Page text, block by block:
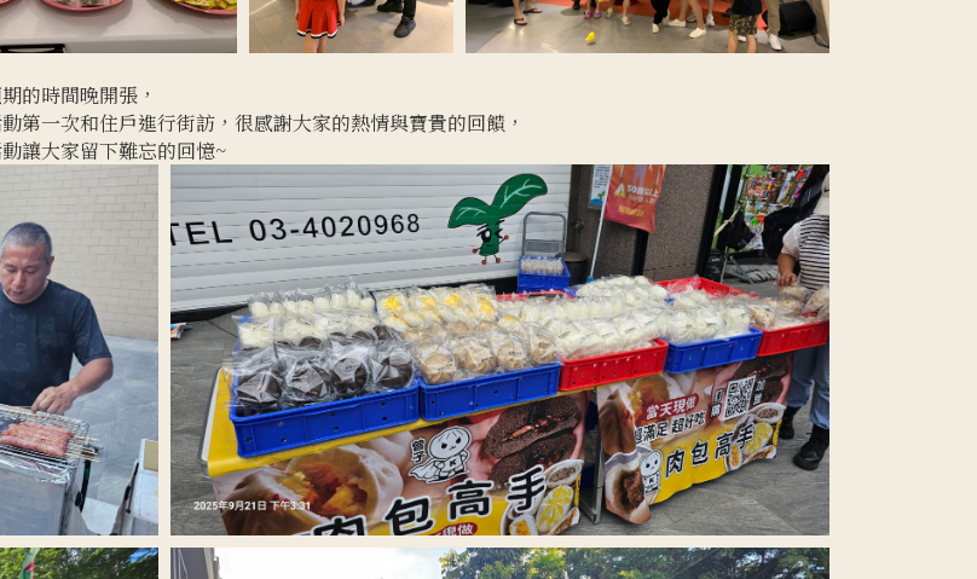
的時間晚開張，
第一次和住戶進行街訪，很感謝大家的熱情與寶貴的回饋，
讓大家留下難忘的回憶~